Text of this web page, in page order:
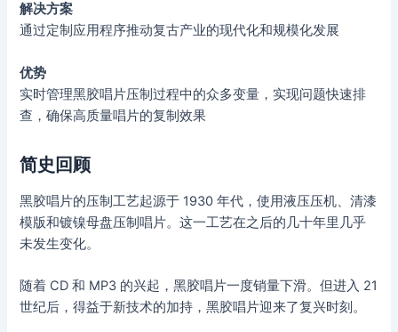
解决方案
通过定制应用程序推动复古产业的现代化和规模化发展
优势
实时管理黑胶唱片压制过程中的众多变量，实现问题快速排
查，确保高质量唱片的复制效果
简史回顾
黑胶唱片的压制工艺起源于 1930 年代，使用液压压机、清漆
模版和镀镍母盘压制唱片。这一工艺在之后的几十年里几乎
未发生变化。
随着 CD 和 MP3 的兴起，黑胶唱片一度销量下滑。但进入 21
世纪后，得益于新技术的加持，黑胶唱片迎来了复兴时刻。